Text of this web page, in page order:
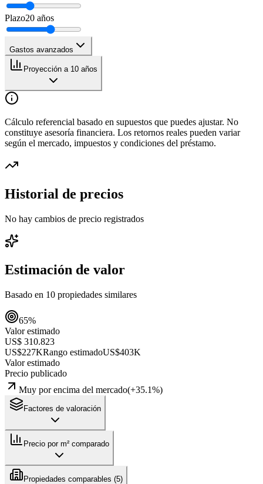
Plazo20 años
Gastos avanzados
Proyección a 10 años
Cálculo referencial basado en supuestos que puedes ajustar. No
constituye asesoría financiera. Los retornos reales pueden variar
según el mercado, impuestos y condiciones del préstamo.
Historial de precios
No hay cambios de precio registrados
Estimación de valor
Basado en 10 propiedades similares
65%
Valor estimado
US$ 310.823
US$227KRango estimadoUS$403K
Valor estimado
Precio publicado
Muy por encima del mercado(+35.1%)
Factores de valoración
Precio por m² comparado
Propiedades comparables (5)